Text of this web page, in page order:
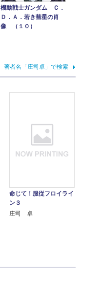
機動戦士ガンダム Ｃ．
Ｄ．Ａ．若き彗星の肖
像 （１０）
著者名「庄司卓」で検索
命じて！服従フロイライ
ン３
庄司 卓